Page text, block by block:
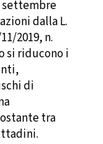
settembre
dalla L.
2019, n.
si riducono i
di
tra